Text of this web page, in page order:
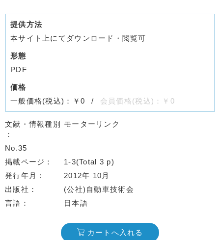
提供方法
本サイト上にてダウンロード・閲覧可
形態
PDF
価格
一般価格(税込)：￥0
会員価格(税込)：￥0
文献・情報種別 モーターリンク
No.35
掲載ページ
1-3(Total 3 p)
発行年月
2012年 10月
出版社
(公社)自動車技術会
言語
日本語
カートへ入れる